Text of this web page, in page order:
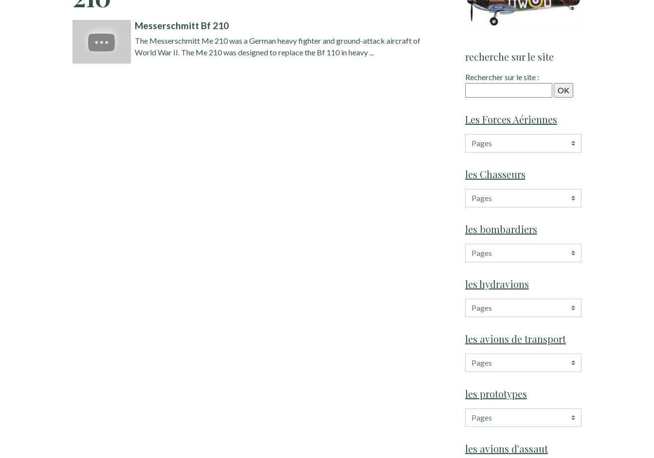
Messerschmitt Bf 210
The Messerschmitt Me 210 was a German heavy fighter and ground-attack aircraft of
World War II. The Me 210 was designed to replace the Bf 110 in heavy ...
recherche sur le site
Rechercher sur le site :
Les Forces Aériennes
les Chasseurs
les bombardiers
les hydravions
les avions de transport
les prototypes
les avions d'assaut